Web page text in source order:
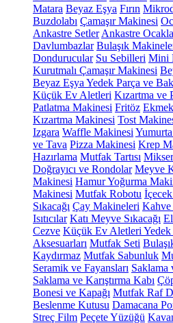
Matara Beyaz Eşya Fırın
Buzdolabı Çamaşır Makinesi
Ankastre Setler Ankastre
Davlumbazlar Bulaşık
Dondurucular Su Sebilleri Mini
Kurutmalı Çamaşır Makinesi
Beyaz Eşya Yedek Parça ve
Küçük Ev Aletleri Kızartma ve
Patlatma Makinesi Fritöz
Kızartma Makinesi Tost
Izgara Waffle Makinesi Yumurta
ve Tava Pizza Makinesi Krep
Hazırlama Mutfak Tartısı Mikser
Doğrayıcı ve Rondolar Meyve
Makinesi Hamur Yoğurma
Makinesi Mutfak Robotu
Sıkacağı Çay Makineleri Kahve
Isıtıcılar Katı Meyve Sıkacağı
Cezve Küçük Ev Aletleri Yedek
Aksesuarları Mutfak Seti
Kaydırmaz Mutfak Sabunluk
Seramik ve Fayansları Saklama
Saklama ve Karıştırma Kabı
Bonesi ve Kapağı Mutfak Raf
Beslenme Kutusu Damacana
Streç Film Peçete Yüzüğü